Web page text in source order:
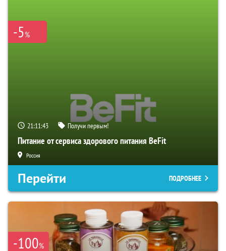
-5%
21:11:42 Получи первым!
Питание от сервиса здорового питания BeFit
Россия
Перейти ПОДРОБНЕЕ
-100%